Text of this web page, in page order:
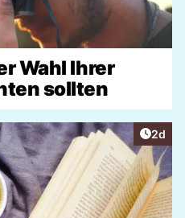
Wahl Ihrer
sollten
2d